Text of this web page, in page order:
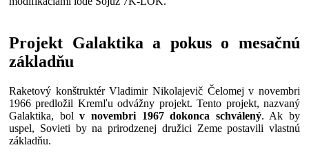
Projekt Galaktika a pokus o mesačnú
základňu
Raketový konštruktér Vladimir Nikolajevič Čelomej v novembri
1966 predložil Kremľu odvážny projekt. Tento projekt, nazvaný
Galaktika, bolv novembri 1967 dokonca schválený. Ak by
uspel, Sovieti by na prirodzenej družici Zeme postavili vlastnú
základňu.